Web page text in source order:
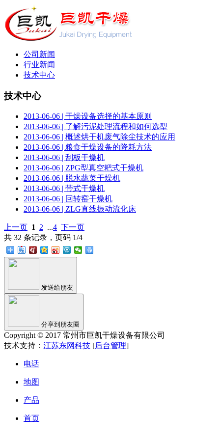
公司新闻
行业新闻
技术中心
技术中心
2013-06-06 | 干燥设备选择的基本原则
2013-06-06 | 了解污泥处理流程和如何选型
2013-06-06 | 概述烘干机废气除尘技术的应用
2013-06-06 | 粮食干燥设备的降耗方法
2013-06-06 | 刮板干燥机
2013-06-06 | ZPG型真空耙式干燥机
2013-06-06 | 脱水蔬菜干燥机
2013-06-06 | 带式干燥机
2013-06-06 | 回转窑干燥机
2013-06-06 | ZLG直线振动流化床
上一页 1 2 ...4 下一页
共 32 条记录，页码 1/4
发送给朋友
分享到朋友圈
Copyright © 2017 常州市巨凯干燥设备有限公司
技术支持： 江苏东网科技 [后台管理]
电话
地图
产品
首页